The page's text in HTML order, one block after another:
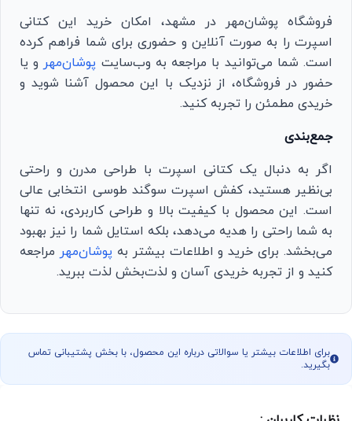
فروشگاه پوشان‌مهر در مشهد، امکان خرید این کتانی
اسپرت را به صورت آنلاین و حضوری برای شما فراهم کرده
است. شما می‌توانید با مراجعه به وب‌سایت پوشان‌مهر و یا
حضور در فروشگاه، از نزدیک با این محصول آشنا شوید و
خریدی مطمئن را تجربه کنید.
جمع‌بندی
اگر به دنبال یک کتانی اسپرت با طراحی مدرن و راحتی
بی‌نظیر هستید، کفش اسپرت سوگند طوسی انتخابی عالی
است. این محصول با کیفیت بالا و طراحی کاربردی، نه تنها
به شما راحتی را هدیه می‌دهد، بلکه استایل شما را نیز بهبود
می‌بخشد. برای خرید و اطلاعات بیشتر بهپوشان‌مهر مراجعه
کنید و از تجربه خریدی آسان و لذت‌بخش لذت ببرید.
برای اطلاعات بیشتر یا سوالاتی درباره این محصول، با بخش پشتیبانی تماس
بگیرید.